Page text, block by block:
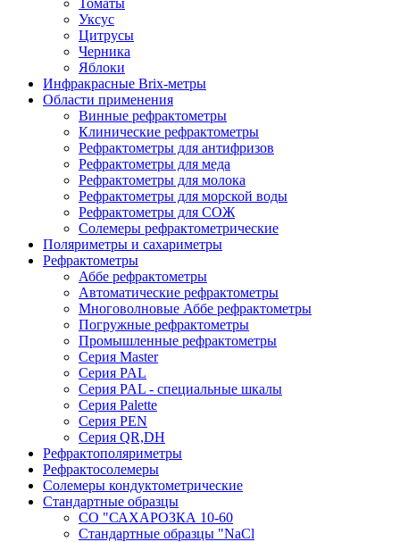
Уксус
Цитрусы
Черника
Яблоки
Инфракрасные Brix-метры
Области применения
Винные рефрактометры
Клинические рефрактометры
Рефрактометры для антифризов
Рефрактометры для меда
Рефрактометры для молока
Рефрактометры для морской воды
Рефрактометры для СОЖ
Солемеры рефрактометрические
Поляриметры и сахариметры
Рефрактометры
Аббе рефрактометры
Автоматические рефрактометры
Многоволновые Аббе рефрактометры
Погружные рефрактометры
Промышленные рефрактометры
Серия Master
Серия PAL
Серия PAL - специальные шкалы
Серия Palette
Серия PEN
Серия QR,DH
Рефрактополяриметры
Рефрактосолемеры
Солемеры кондуктометрические
Стандартные образцы
СО "САХАРОЗКА 10-60
Стандартные образцы "NaCl